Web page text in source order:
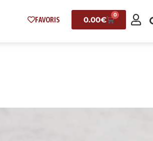
FAVORIS 0.00€
0